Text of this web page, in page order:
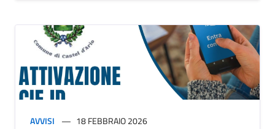
AVVISI 18 FEBBRAIO 2026